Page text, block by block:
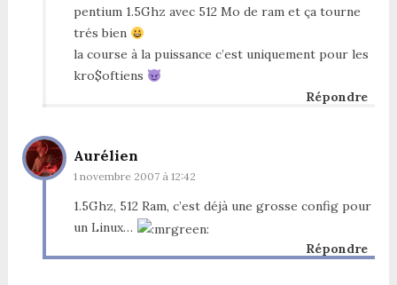
pentium 1.5Ghz avec 512 Mo de ram et ça tourne
trés bien
la course à la puissance c’est uniquement pour les
kro$oftiens
Répondre
Aurélien
1 novembre 2007 à 12:42
1.5Ghz, 512 Ram, c’est déjà une grosse config pour
un Linux…
Répondre